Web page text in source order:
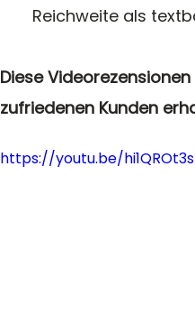
Reichweite als
Diese Videorezensionen
zufriedenen Kunden
https://youtu.be/